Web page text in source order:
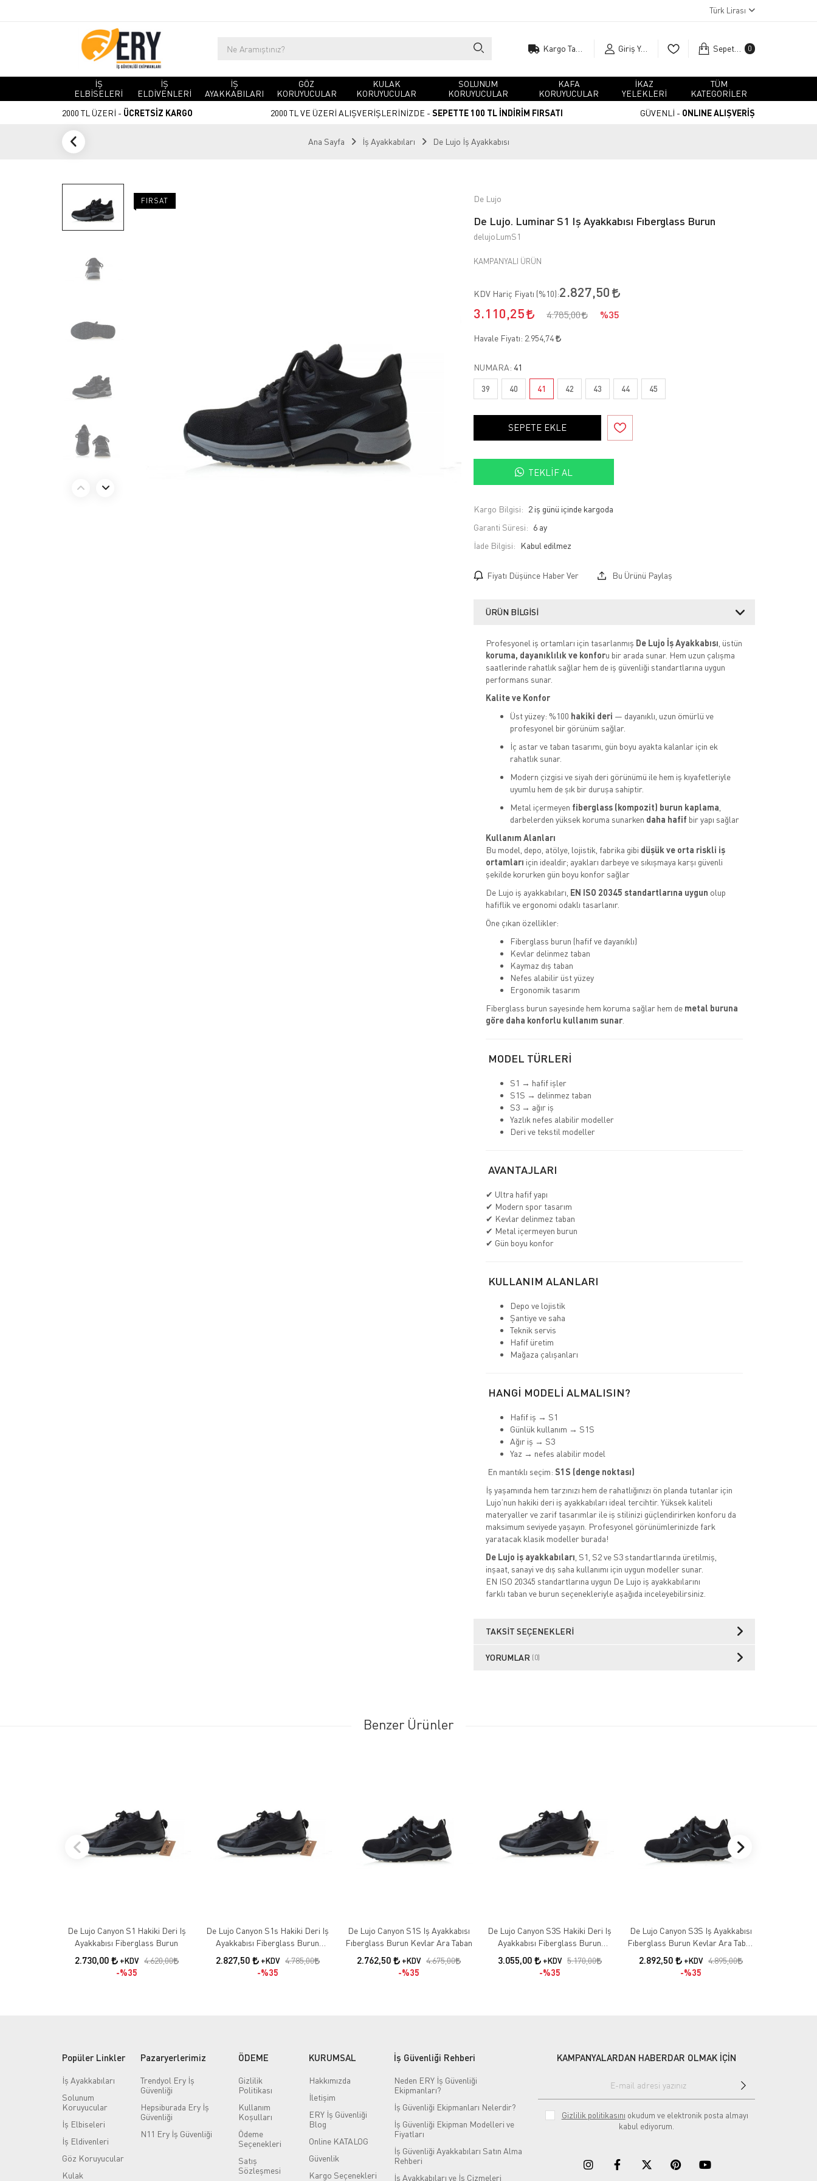
Türk Lirası
Giriş Yap Sepetim 0
İŞ
ELBİSELERİ
İŞ
ELDİVENLERİ
İŞ
AYAKKABILARI
GÖZ
KORUYUCULAR
KULAK
KORUYUCULAR
SOLUNUM
KORUYUCULAR
KAFA
KORUYUCULAR
İKAZ
YELEKLERİ
TÜM
KATEGORİLER
2000 TL ÜZERİ - ÜCRETSİZ KARGO 2000 TL VE ÜZERİ ALIŞVERİŞLERİNİZDE - SEPETTE 100 TL İNDİRİM FIRSATI GÜVENLİ - ONLINE ALIŞVERİŞ
Ana Sayfa İş Ayakkabıları De Lujo İş Ayakkabısı
FIRSAT De Lujo
De Lujo. Luminar S1 Iş Ayakkabısı Fıberglass Burun
delujoLumS1
KAMPANYALI ÜRÜN
KDV Hariç Fiyatı (%10):2.827,50
3.110,25
4.785,00 %35
Havale Fiyatı: 2.954,74
NUMARA: 41
39 40 41 42 43 44 45
SEPETE EKLE
TEKLIF AL
Kargo Bilgisi: 2 iş günü içinde kargoda
Garanti Süresi: 6 ay
İade Bilgisi:
Fiyatı Düşünce Haber Ver Bu Ürünü Paylaş
ÜRÜN BILGISI
Profesyonel iş ortamları için tasarlanmış De Lujo İş Ayakkabısı , üstün
koruma, dayanıklılık ve konforu bir arada sunar. Hem uzun çalışma
saatlerinde rahatlık sağlar hem de iş güvenliği standartlarına uygun
performans sunar.
Kalite ve Konfor
Üst yüzey: %100 hakiki deri — dayanıklı, uzun ömürlü ve
profesyonel bir görünüm sağlar.
İç astar ve taban tasarımı, gün boyu ayakta kalanlar için ek
rahatlık sunar.
Modern çizgisi ve siyah deri görünümü ile hem iş kıyafetleriyle
uyumlu hem de şık bir duruşa sahiptir.
Metal içermeyen fiberglass (kompozit) burun kaplama
darbelerden yüksek koruma sunarken daha hafif bir yapı sağlar
Kullanım Alanları
Bu model, depo, atölye, lojistik, fabrika gibi düşük ve orta riskli iş
ortamları için idealdir; ayakları darbeye ve sıkışmaya karşı güvenli
şekilde korurken gün boyu konfor sağlar
De Lujo iş ayakkabıları, EN ISO 20345 standartlarına uygun olup
hafiflik ve ergonomi odaklı tasarlanır.
Öne çıkan özellikler:
Fiberglass burun (hafif ve dayanıklı)
Kevlar delinmez taban
Kaymaz dış taban
Nefes alabilir üst yüzey
Ergonomik tasarım
Fiberglass burun sayesinde hem koruma sağlar hem de metal buruna
göre daha konforlu kullanım sunar.
MODEL TÜRLERİ
S1 → hafif işler
S1S → delinmez taban
S3 → ağır iş
Yazlık nefes alabilir modeller
Deri ve tekstil modeller
AVANTAJLARI
✔ Ultra hafif yapı
✔ Modern spor tasarım
✔ Kevlar delinmez taban
✔ Metal içermeyen burun
✔ Gün boyu konfor
KULLANIM ALANLARI
Depo ve lojistik
Şantiye ve saha
Teknik servis
Hafif üretim
Mağaza çalışanları
HANGİ MODELİ ALMALISIN?
Hafif iş → S1
Günlük kullanım → S1S
Ağır iş → S3
Yaz → nefes alabilir model
En mantıklı seçim: S1S (denge noktası)
İş yaşamında hem tarzınızı hem de rahatlığınızı ön planda tutanlar için
Lujo’nun hakiki deri iş ayakkabıları ideal tercihtir. Yüksek kaliteli
materyaller ve zarif tasarımlar ile iş stilinizi güçlendirirken konforu da
maksimum seviyede yaşayın. Profesyonel görünümlerinizde fark
yaratacak klasik modeller burada!
De Lujo iş ayakkabıları , S1, S2 ve S3 standartlarında üretilmiş,
inşaat, sanayi ve dış saha kullanımı için uygun modeller sunar.
EN ISO 20345 standartlarına uygun De Lujo iş ayakkabılarını
farklı taban ve burun seçenekleriyle aşağıda inceleyebilirsiniz.
TAKSIT SEÇENEKLERI
YORUMLAR (0)
Benzer Ürünler
De Lujo Canyon S1 Hakiki Deri Iş
Ayakkabısı Fiberglass Burun
2.730,00 +KDV 4.620,00
%35
De Lujo Canyon S1s Hakiki Deri Iş
Ayakkabısı Fiberglass Burun
Kevlar Ara Taban Siyah Deri
2.827,50 +KDV 4.785,00
%35
De Lujo Canyon S1S Iş Ayakkabısı
Fıberglass Burun Kevlar Ara Taban
2.762,50 +KDV 4.675,00
%35
De Lujo Canyon S3S Hakiki Deri Iş
Ayakkabısı Fiberglass Burun
Kevlar Ara Taban - Suya Dayanıklı
3.055,00 +KDV 5.170,00
%35
De Lujo Canyon S3S Iş Ayakkabısı
Fıberglass Burun Kevlar Ara Taban
- Suya Dayanıklı
2.892,50 +KDV 4.895,00
%35
Popüler Linkler
İş Ayakkabıları
Solunum
Koruyucular
İş Elbiseleri
İş Eldivenleri
Göz Koruyucular
Kulak
Pazaryerlerimiz
Trendyol Ery İş
Güvenliği
Hepsiburada Ery İş
Güvenliği
N11 Ery İş Güvenliği
ÖDEME
Gizlilik
Politikası
Kullanım
Koşulları
Ödeme
Seçenekleri
Satış
Sözleşmesi
KURUMSAL
Hakkımızda
İletişim
ERY İş Güvenliği
Blog
Online KATALOG
Güvenlik
Kargo Seçenekleri
İş Güvenliği Rehberi
Neden ERY İş Güvenliği
Ekipmanları?
İş Güvenliği Ekipmanları Nelerdir?
İş Güvenliği Ekipman Modelleri ve
Fiyatları
İş Güvenliği Ayakkabıları Satın Alma
Rehberi
İş Ayakkabıları ve İş Çizmeleri
KAMPANYALARDAN HABERDAR OLMAK İÇİN
Gizlilik politikasını okudum ve elektronik posta almayı
kabul ediyorum.